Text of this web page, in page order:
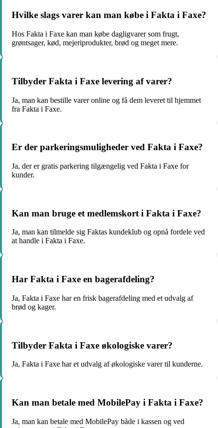
Hvilke slags varer kan man købe i Fakta i Faxe?
Hos Fakta i Faxe kan man købe dagligvarer som frugt,
grøntsager, kød, mejeriprodukter, brød og meget mere.
Tilbyder Fakta i Faxe levering af varer?
Ja, man kan bestille varer online og få dem leveret til hjemmet
fra Fakta i Faxe.
Er der parkeringsmuligheder ved Fakta i Faxe?
Ja, der er gratis parkering tilgængelig ved Fakta i Faxe for
kunder.
Kan man bruge et medlemskort i Fakta i Faxe?
Ja, man kan tilmelde sig Faktas kundeklub og opnå fordele ved
at handle i Fakta i Faxe.
Har Fakta i Faxe en bagerafdeling?
Ja, Fakta i Faxe har en frisk bagerafdeling med et udvalg af
brød og kager.
Tilbyder Fakta i Faxe økologiske varer?
Ja, Fakta i Faxe har et udvalg af økologiske varer til kunderne.
Kan man betale med MobilePay i Fakta i Faxe?
Ja, man kan betale med MobilePay både i kassen og ved